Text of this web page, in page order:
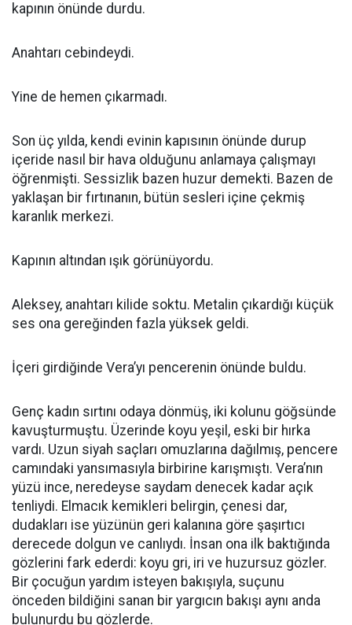
kapının önünde durdu.
Anahtarı cebindeydi.
Yine de hemen çıkarmadı.
Son üç yılda, kendi evinin kapısının önünde durup
içeride nasıl bir hava olduğunu anlamaya çalışmayı
öğrenmişti. Sessizlik bazen huzur demekti. Bazen de
yaklaşan bir fırtınanın, bütün sesleri içine çekmiş
karanlık merkezi.
Kapının altından ışık görünüyordu.
Aleksey, anahtarı kilide soktu. Metalin çıkardığı küçük
ses ona gereğinden fazla yüksek geldi.
İçeri girdiğinde Vera’yı pencerenin önünde buldu.
Genç kadın sırtını odaya dönmüş, iki kolunu göğsünde
kavuşturmuştu. Üzerinde koyu yeşil, eski bir hırka
vardı. Uzun siyah saçları omuzlarına dağılmış, pencere
camındaki yansımasıyla birbirine karışmıştı. Vera’nın
yüzü ince, neredeyse saydam denecek kadar açık
tenliydi. Elmacık kemikleri belirgin, çenesi dar,
dudakları ise yüzünün geri kalanına göre şaşırtıcı
derecede dolgun ve canlıydı. İnsan ona ilk baktığında
gözlerini fark ederdi: koyu gri, iri ve huzursuz gözler.
Bir çocuğun yardım isteyen bakışıyla, suçunu
önceden bildiğini sanan bir yargıcın bakışı aynı anda
bulunurdu bu gözlerde.